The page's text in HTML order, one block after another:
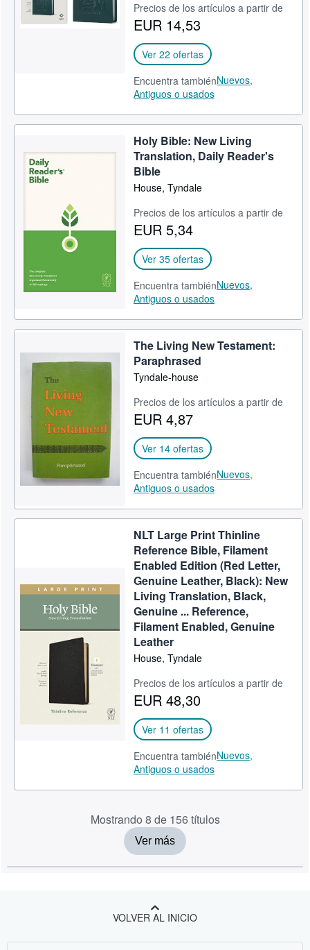
Precios de los artículos a partir de
EUR 14,53
Ver 22 ofertas
Encuentra tambiénNuevos,
Antiguos o usados
Holy Bible: New Living
Translation, Daily Reader's
Bible
House, Tyndale
Precios de los artículos a partir de
EUR 5,34
Ver 35 ofertas
Encuentra tambiénNuevos,
Antiguos o usados
The Living New Testament:
Paraphrased
Tyndale-house
Precios de los artículos a partir de
EUR 4,87
Ver 14 ofertas
Encuentra tambiénNuevos,
Antiguos o usados
NLT Large Print Thinline
Reference Bible, Filament
Enabled Edition (Red Letter,
Genuine Leather, Black): New
Living Translation, Black,
Genuine ... Reference,
Filament Enabled, Genuine
Leather
House, Tyndale
Precios de los artículos a partir de
EUR 48,30
Ver 11 ofertas
Encuentra tambiénNuevos,
Antiguos o usados
Mostrando 8 de 156 títulos
Ver más
VOLVER AL INICIO